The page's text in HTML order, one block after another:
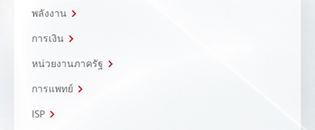
พลังงาน
การเงิน
หน่วยงานภาครัฐ
การแพทย์
ISP